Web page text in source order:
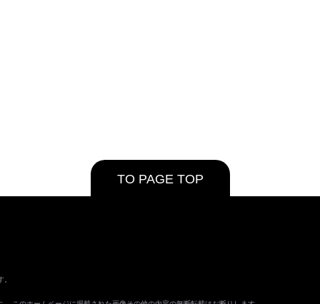
TO PAGE TOP